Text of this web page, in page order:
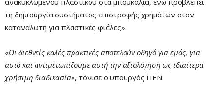
ανακυκλωμένου πλαστικού στα μπουκάλια, ενώ προβλέπει
τη δημιουργία συστήματος επιστροφής χρημάτων στον
καταναλωτή για πλαστικές φιάλες».
«Οι διεθνείς καλές πρακτικές αποτελούν οδηγό για εμάς, για
αυτό και αντιμετωπίζουμε αυτή την αξιολόγηση ως ιδιαίτερα
χρήσιμη διαδικασία», τόνισε ο υπουργός ΠΕΝ.